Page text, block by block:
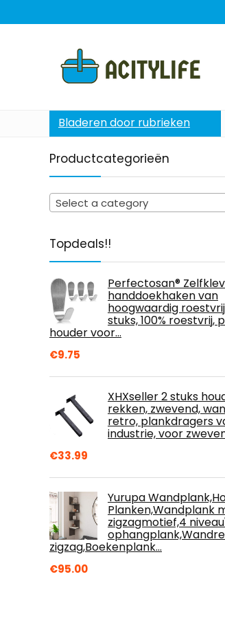
Bladeren door rubrieken
Productcategorieën
Select a category
Topdeals!!
Perfectosan®
handdoekhaken van
hoogwaardig
stuks, 100% roestvrij,
houder voor…
€9.75
XHXseller 2 stuks
rekken, zwevend,
retro, plankdragers
industrie, voor
€33.99
Yurupa
Planken,Wandplank
zigzagmotief,4
zigzag,Boekenplank…
€95.00